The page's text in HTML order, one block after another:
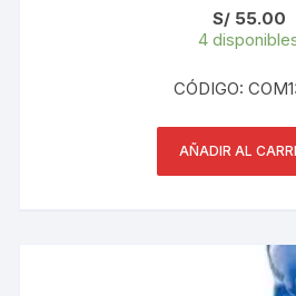
S/55.00
4
CÓDIGO:
AÑADIR AL